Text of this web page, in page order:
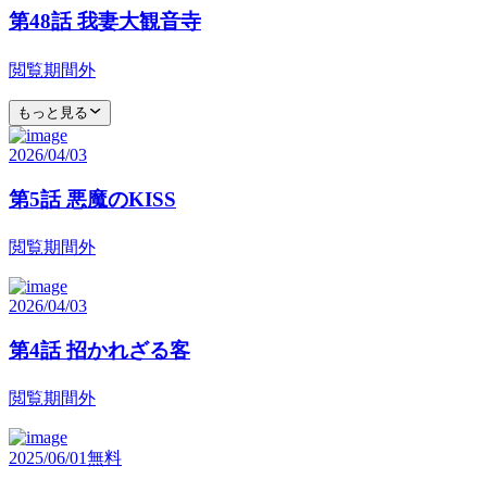
第48話 我妻大観音寺
閲覧期間外
もっと見る
2026/04/03
第5話 悪魔のKISS
閲覧期間外
2026/04/03
第4話 招かれざる客
閲覧期間外
2025/06/01無料